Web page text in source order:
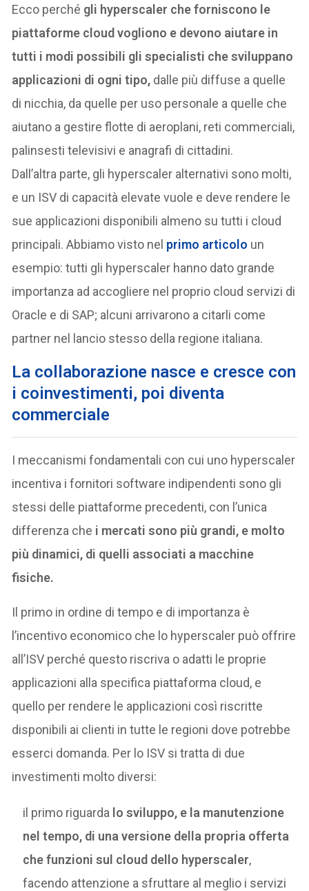
Ecco perché gli hyperscaler che forniscono le
piattaforme cloud vogliono e devono aiutare in
tutti i modi possibili gli specialisti che sviluppano
applicazioni di ogni tipo, dalle più diffuse a quelle
di nicchia, da quelle per uso personale a quelle che
aiutano a gestire flotte di aeroplani, reti commerciali,
palinsesti televisivi e anagrafi di cittadini.
Dall’altra parte, gli hyperscaler alternativi sono molti,
e un ISV di capacità elevate vuole e deve rendere le
sue applicazioni disponibili almeno su tutti i cloud
principali. Abbiamo visto nel primo articolo un
esempio: tutti gli hyperscaler hanno dato grande
importanza ad accogliere nel proprio cloud servizi di
Oracle e di SAP; alcuni arrivarono a citarli come
partner nel lancio stesso della regione italiana.
La collaborazione nasce e cresce con
i coinvestimenti, poi diventa
commerciale
I meccanismi fondamentali con cui uno hyperscaler
incentiva i fornitori software indipendenti sono gli
stessi delle piattaforme precedenti, con l’unica
differenza che i mercati sono più grandi, e molto
più dinamici, di quelli associati a macchine
fisiche.
Il primo in ordine di tempo e di importanza è
l’incentivo economico che lo hyperscaler può offrire
all’ISV perché questo riscriva o adatti le proprie
applicazioni alla specifica piattaforma cloud, e
quello per rendere le applicazioni così riscritte
disponibili ai clienti in tutte le regioni dove potrebbe
esserci domanda. Per lo ISV si tratta di due
investimenti molto diversi:
il primo riguarda lo sviluppo, e la manutenzione
nel tempo, di una versione della propria offerta
che funzioni sul cloud dello hyperscaler,
facendo attenzione a sfruttare al meglio i servizi